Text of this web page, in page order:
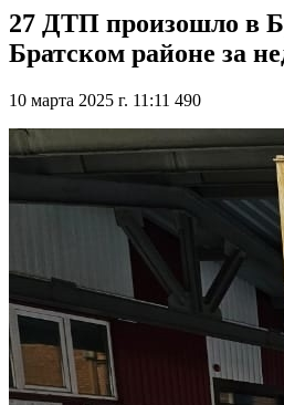
27 ДТП произошло в
Братском районе за
10 марта 2025 г. 11:11 490